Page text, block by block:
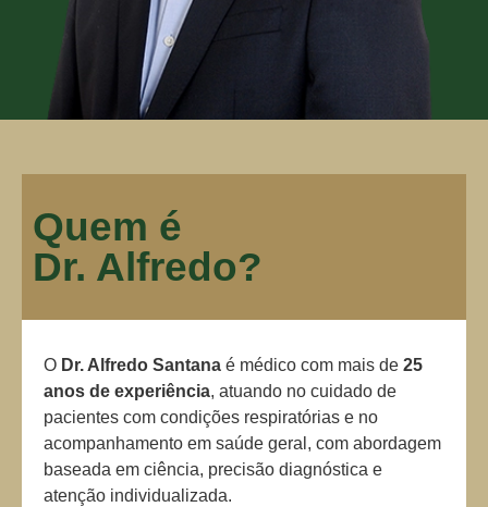
Quem é
Dr. Alfredo?
O Dr. Alfredo Santana é médico com mais de 25
anos de experiência, atuando no cuidado de
pacientes com condições respiratórias e no
acompanhamento em saúde geral, com abordagem
baseada em ciência, precisão diagnóstica e
atenção individualizada.